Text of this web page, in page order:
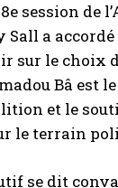
session de
a
sur le choix
Bâ est
et le
le terrain
se dit